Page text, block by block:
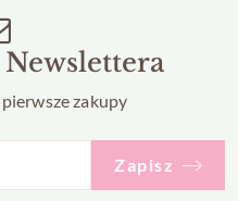
zakupy
Zapisz